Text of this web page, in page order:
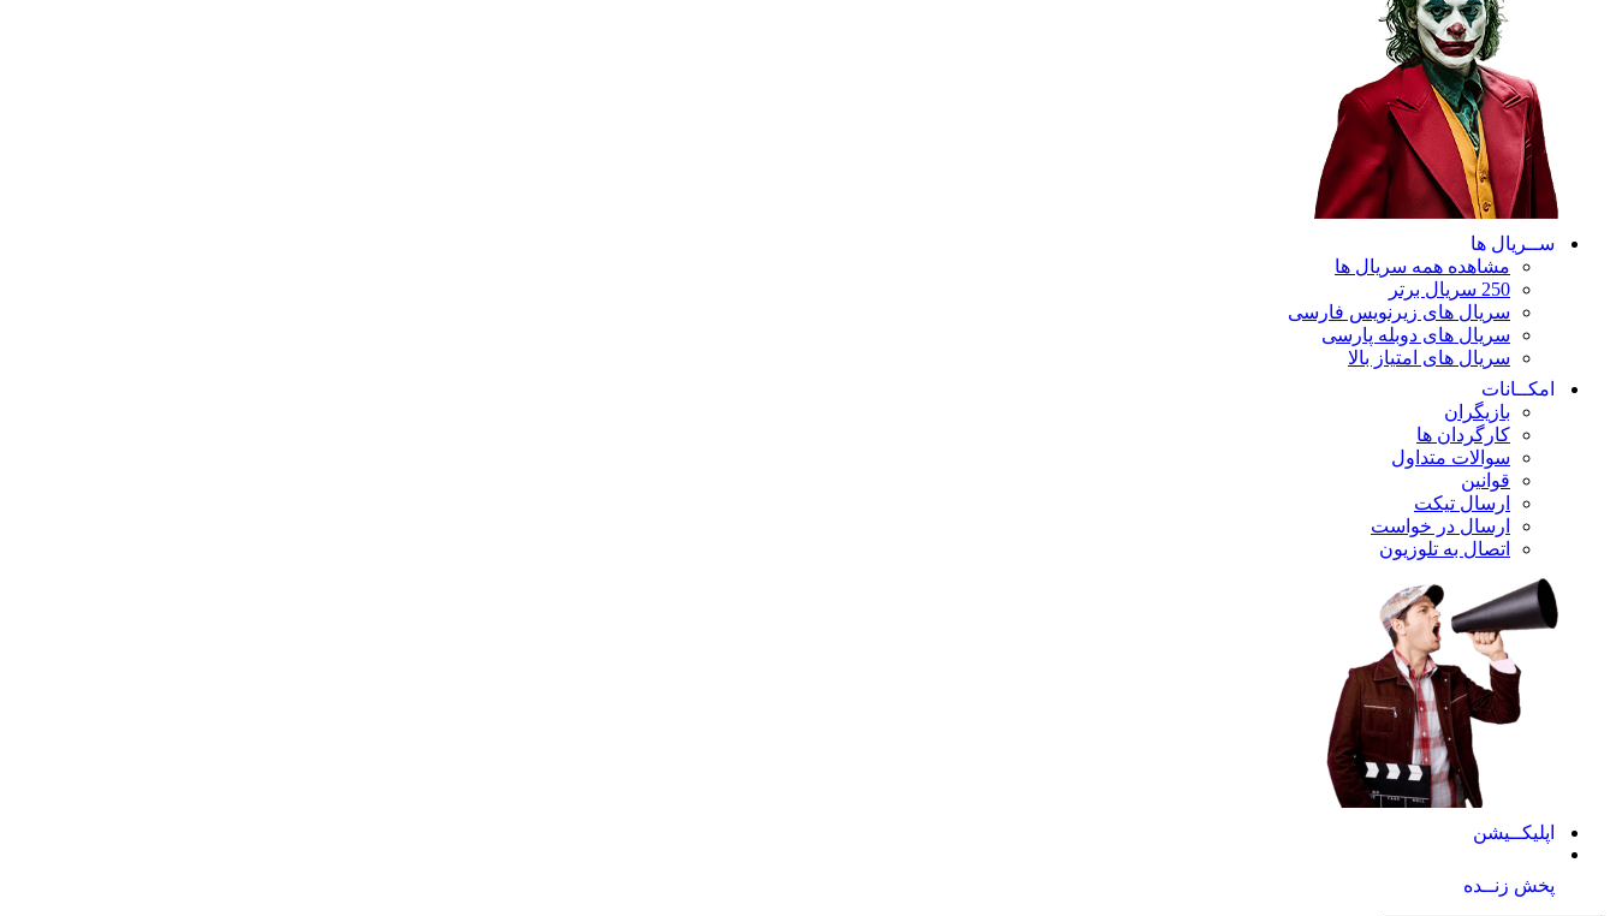
ســریال ها
مشاهده همه سریال ها
250 سریال برتر
سریال های زیرنویس فارسی
سریال های دوبله پارسی
سریال های امتیاز بالا
امکــانات
بازیگران
کارگردان ها
سوالات متداول
قوانین
ارسال تیکت
ارسال در خواست
اتصال به تلوزیون
اپلیکــیشن
پخش زنــده